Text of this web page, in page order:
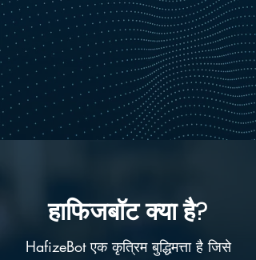
हाफिजबॉट क्या है?
HafizeBot एक कृत्रिम बुद्धिमत्ता है जिसे